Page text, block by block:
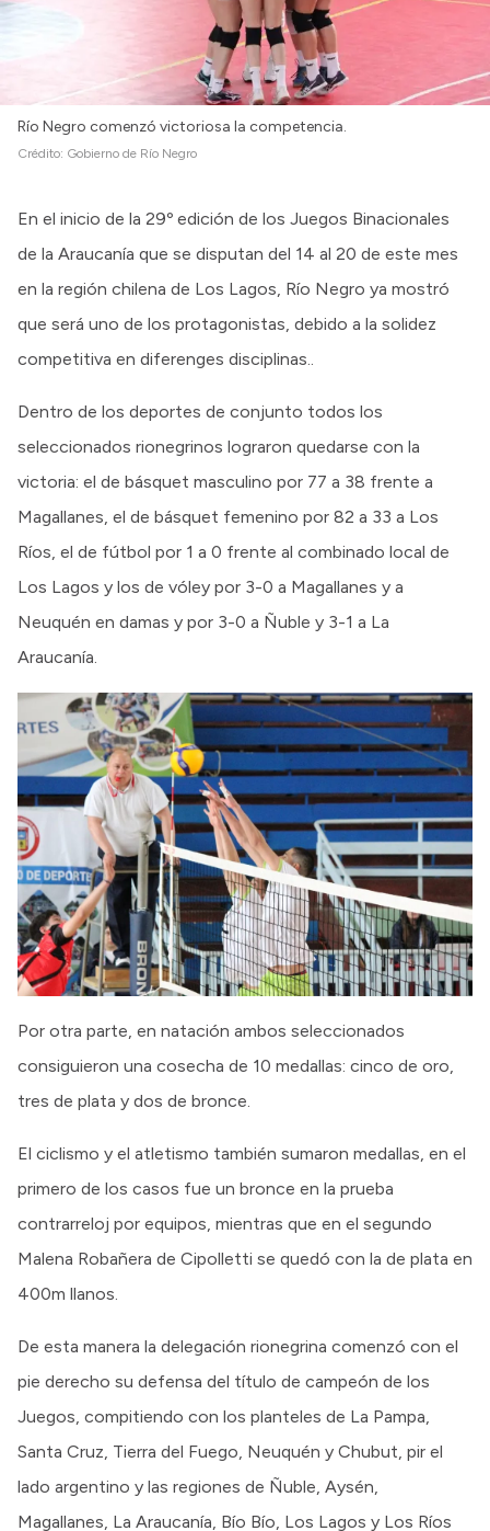
Río Negro comenzó victoriosa la competencia.
Crédito: Gobierno de Río Negro
En el inicio de la 29º edición de los Juegos Binacionales
de la Araucanía que se disputan del 14 al 20 de este mes
en la región chilena de Los Lagos, Río Negro ya mostró
que será uno de los protagonistas, debido a la solidez
competitiva en diferenges disciplinas..
Dentro de los deportes de conjunto todos los
seleccionados rionegrinos lograron quedarse con la
victoria: el de básquet masculino por 77 a 38 frente a
Magallanes, el de básquet femenino por 82 a 33 a Los
Ríos, el de fútbol por 1 a 0 frente al combinado local de
Los Lagos y los de vóley por 3-0 a Magallanes y a
Neuquén en damas y por 3-0 a Ñuble y 3-1 a La
Araucanía.
Por otra parte, en natación ambos seleccionados
consiguieron una cosecha de 10 medallas: cinco de oro,
tres de plata y dos de bronce.
El ciclismo y el atletismo también sumaron medallas, en el
primero de los casos fue un bronce en la prueba
contrarreloj por equipos, mientras que en el segundo
Malena Robañera de Cipolletti se quedó con la de plata en
400m llanos.
De esta manera la delegación rionegrina comenzó con el
pie derecho su defensa del título de campeón de los
Juegos, compitiendo con los planteles de La Pampa,
Santa Cruz, Tierra del Fuego, Neuquén y Chubut, pir el
lado argentino y las regiones de Ñuble, Aysén,
Magallanes, La Araucanía, Bío Bío, Los Lagos y Los Ríos